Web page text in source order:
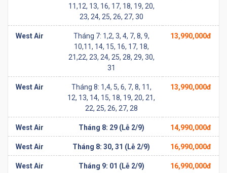
11,12, 13, 16, 17, 18, 19, 20,
23, 24, 25, 26, 27, 30
West Air
Tháng 7: 1,2, 3, 4, 7, 8, 9,
10,11, 14, 15, 16, 17, 18,
21,22, 23, 24, 25, 28, 29, 30,
31
13,990,000đ
West Air
Tháng 8: 1,4, 5, 6, 7, 8, 11,
12, 13, 14, 15, 18, 19, 20, 21,
22, 25, 26, 27, 28
13,990,000đ
West Air Tháng 8: 29 (Lễ 2/9) 14,990,000đ
West Air Tháng 8: 30, 31 (Lễ 2/9) 16,990,000đ
West Air Tháng 9: 01 (Lễ 2/9) 16,990,000đ